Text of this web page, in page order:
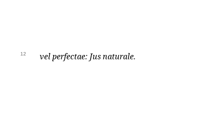
12 vel perfectae: Jus naturale.